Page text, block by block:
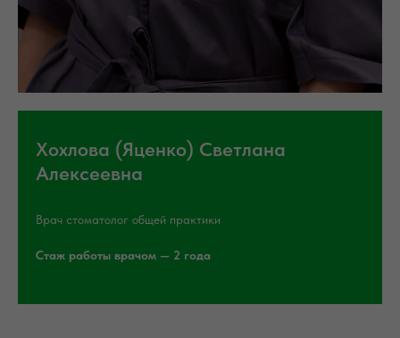
Хохлова (Яценко) Светлана
Алексеевна
Врач стоматолог общей практики
Стаж работы врачом — 2 года